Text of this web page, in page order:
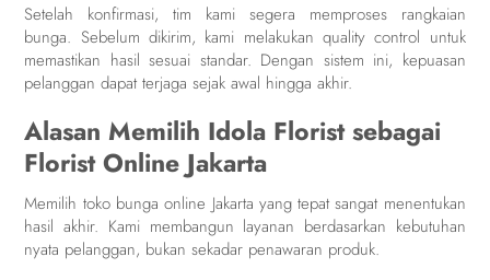
Setelah konfirmasi, tim kami segera memproses rangkaian
bunga. Sebelum dikirim, kami melakukan quality control untuk
memastikan hasil sesuai standar. Dengan sistem ini, kepuasan
pelanggan dapat terjaga sejak awal hingga akhir.
Alasan Memilih Idola Florist sebagai
Florist Online Jakarta
Memilih toko bunga online Jakarta yang tepat sangat menentukan
hasil akhir. Kami membangun layanan berdasarkan kebutuhan
nyata pelanggan, bukan sekadar penawaran produk.